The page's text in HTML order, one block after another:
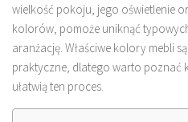
wielkość pokoju, jego oświetlenie
kolorów, pomoże uniknąć
aranżację. Właściwe kolory mebli
praktyczne, dlatego warto poznać
ułatwią ten proces.